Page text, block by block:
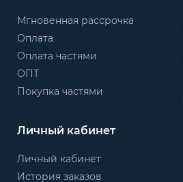
Мгновенная рассрочка
Оплата
Оплата частями
ОПТ
Покупка частями
Личный кабинет
Личный кабинет
История заказов